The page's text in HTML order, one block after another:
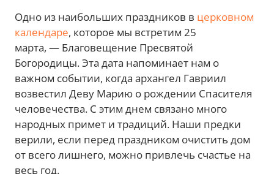
Одно из наибольших праздников в церковном
календаре, которое мы встретим 25
марта, — Благовещение Пресвятой
Богородицы. Эта дата напоминает нам о
важном событии, когда архангел Гавриил
возвестил Деву Марию о рождении Спасителя
человечества. С этим днем связано много
народных примет и традиций. Наши предки
верили, если перед праздником очистить дом
от всего лишнего, можно привлечь счастье на
весь год.